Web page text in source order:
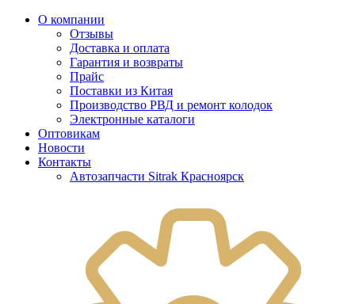
О компании
Отзывы
Доставка и оплата
Гарантия и возвраты
Прайс
Поставки из Китая
Производство РВД и ремонт колодок
Электронные каталоги
Оптовикам
Новости
Контакты
Автозапчасти Sitrak Красноярск